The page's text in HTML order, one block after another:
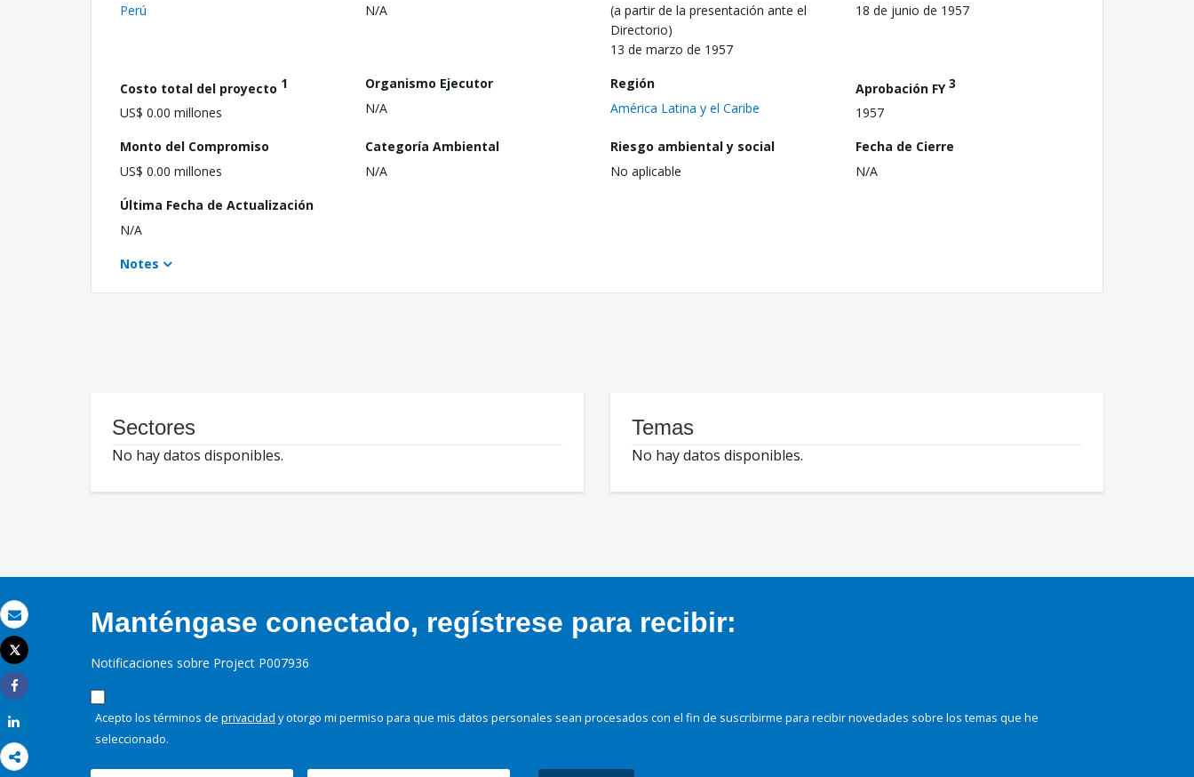
Correo electrónico
Imprimir
Tweet
Share
Perú
N/A
(a partir de la presentación ante el
Directorio)
13 de marzo de 1957
18 de junio de 1957
Costo total del proyecto 1
US$ 0.00 millones
Organismo Ejecutor
N/A
Región
América Latina y el Caribe
Aprobación FY3
1957
Monto del Compromiso
US$ 0.00 millones
Categoría Ambiental
N/A
Riesgo ambiental y social
No aplicable
Fecha de Cierre
N/A
Última Fecha de Actualización
N/A
Notes
Sectores
No hay datos disponibles.
Temas
No hay datos disponibles.
Manténgase conectado, regístrese para recibir:
Notificaciones sobre Project P007936
Acepto los términos de privacidad y otorgo mi permiso para que mis datos personales sean procesados con el fin de suscribirme para recibir novedades sobre los temas que he
seleccionado.